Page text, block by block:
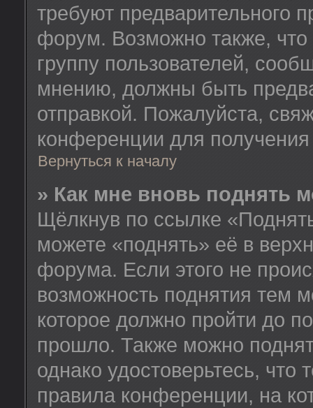
требуют предварительного
форум. Возможно также, что
группу пользователей,
мнению, должны быть
отправкой. Пожалуйста,
конференции для
Вернуться к началу
» Как мне вновь поднять
Щёлкнув по ссылке
можете «поднять» её в
форума. Если этого не
возможность поднятия тем
которое должно пройти до
прошло. Также можно
однако удостоверьтесь,
правила конференции, на